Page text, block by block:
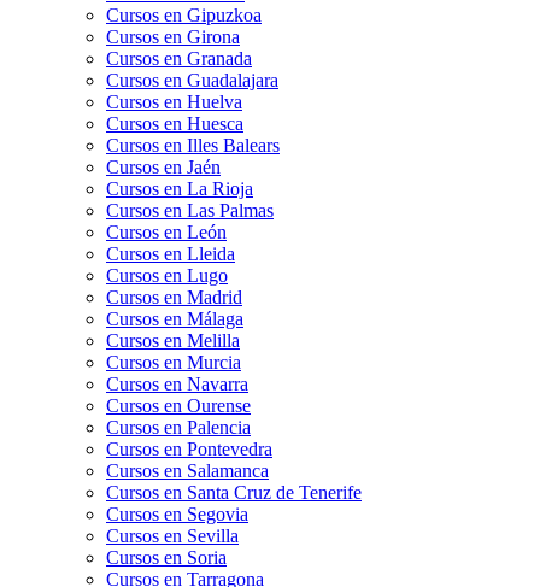
Cursos en Gipuzkoa
Cursos en Girona
Cursos en Granada
Cursos en Guadalajara
Cursos en Huelva
Cursos en Huesca
Cursos en Illes Balears
Cursos en Jaén
Cursos en La Rioja
Cursos en Las Palmas
Cursos en León
Cursos en Lleida
Cursos en Lugo
Cursos en Madrid
Cursos en Málaga
Cursos en Melilla
Cursos en Murcia
Cursos en Navarra
Cursos en Ourense
Cursos en Palencia
Cursos en Pontevedra
Cursos en Salamanca
Cursos en Santa Cruz de Tenerife
Cursos en Segovia
Cursos en Sevilla
Cursos en Soria
Cursos en Tarragona